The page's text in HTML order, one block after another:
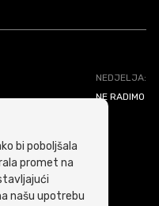
NEDJELJA:
NE RADIMO
bi poboljšala
promet na
našu upotrebu